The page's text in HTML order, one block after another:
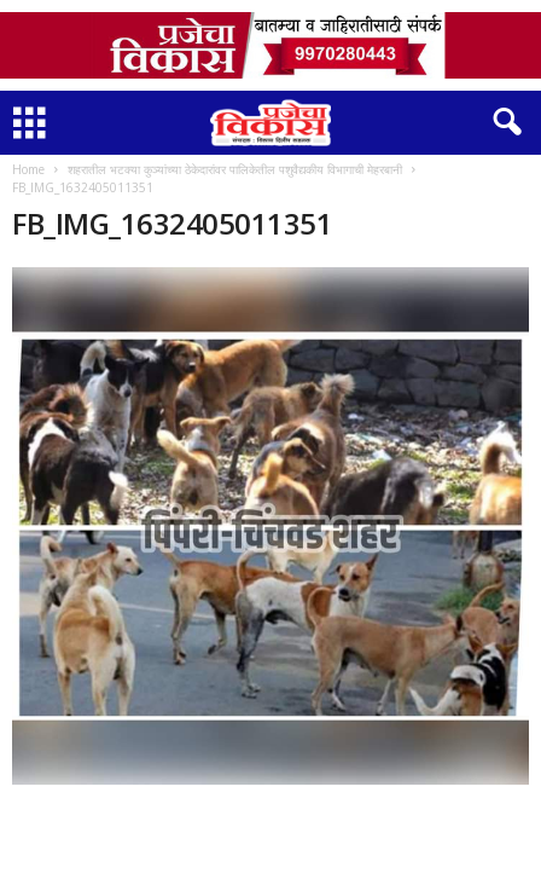
Home
शहरातील भटक्या कुञ्यांच्या ठेकेदारांवर पालिकेतील पशुवैद्यकीय विभागाची मेहरबानी
FB_IMG_1632405011351
FB_IMG_1632405011351